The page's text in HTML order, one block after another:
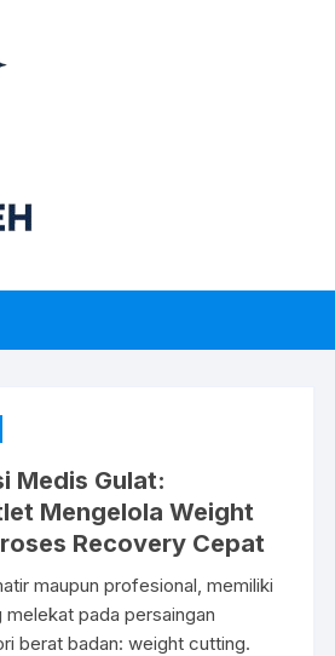
Medis Gulat:
Mengelola Weight
Recovery Cepat
maupun profesional, memiliki
melekat pada persaingan
berat badan: weight cutting.